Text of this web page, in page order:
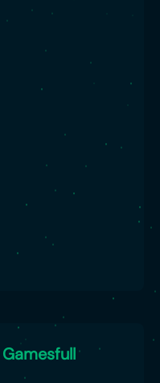
Gamesfull